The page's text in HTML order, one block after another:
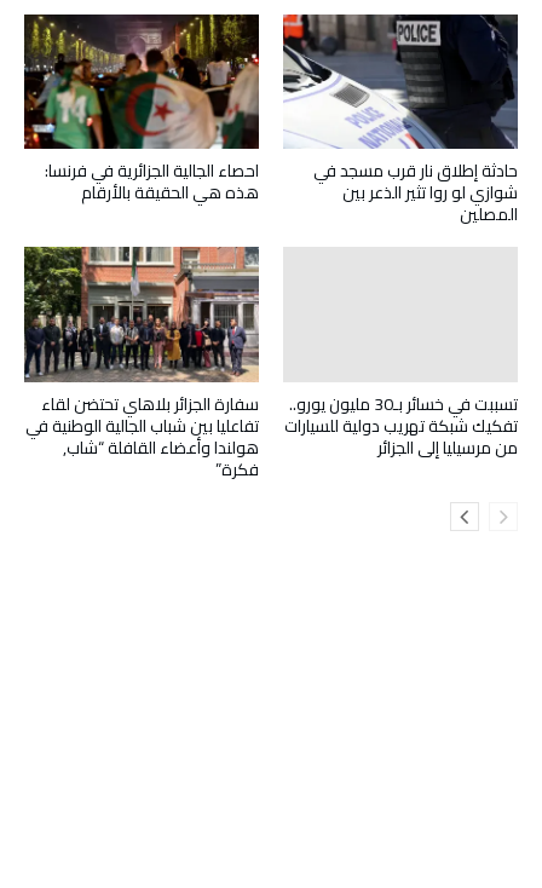
احصاء الجالية الجزائرية في فرنسا:
هذه هي الحقيقة بالأرقام
حادثة إطلاق نار قرب مسجد في
شوازي لو روا تثير الذعر بين
المصلين
سفارة الجزائر بلاهاي تحتضن لقاء
تفاعليا بين شباب الجالية الوطنية في
هولندا وأعضاء القافلة “شاب,
فكرة”
تسببت في خسائر بـ30 مليون يورو..
تفكيك شبكة تهريب دولية للسيارات
من مرسيليا إلى الجزائر